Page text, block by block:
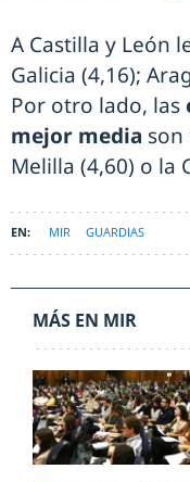
A Castilla y León
Galicia (4,16);
Por otro lado, las
mejor media son
Melilla (4,60) o la
MIR GUARDIAS
MÁS EN MIR